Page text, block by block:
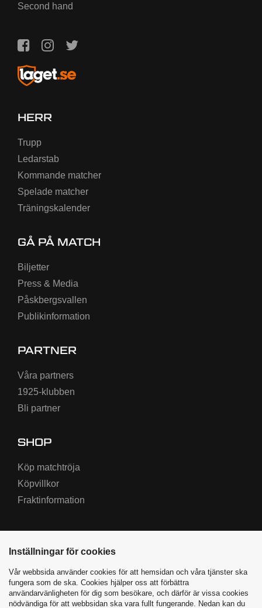
Second hand
HERR
Trupp
Ledarstab
Kommande matcher
Spelade matcher
Träningskalender
GÅ PÅ MATCH
Biljetter
Press & Media
Påskbergsvallen
Publikinformation
PARTNER
Våra partners
1925-klubben
Bli partner
SHOP
Köp matchtröja
Köpvillkor
Fraktinformation
Varbergs BoIS © 2026 |
Inställningar för cookies
Vår webbsida använder cookies för att hemsidan och våra tjänster ska
fungera som de ska. Cookies hjälper oss att förbättra
användarvänligheten för dig som besökare, och därför är vissa cookies
nödvändiga för att webbsidan ska vara fullt fungerande. Nedan kan du